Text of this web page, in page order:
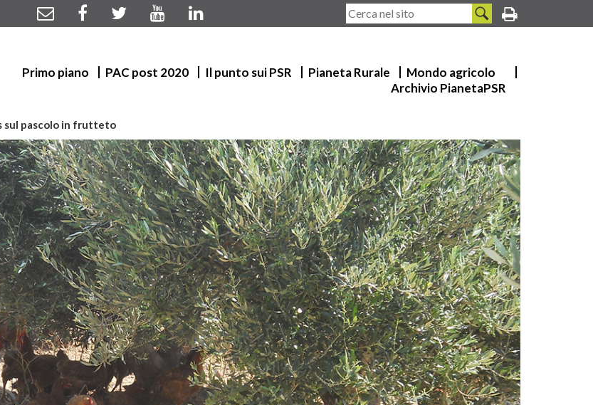
Primo piano PAC post 2020 Il punto sui PSR Pianeta Rurale
Mondo agricolo
Archivio PianetaPSR
sul pascolo in frutteto